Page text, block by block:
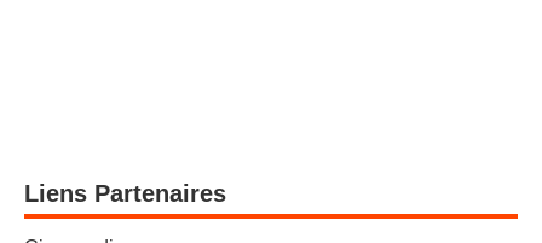
Liens Partenaires